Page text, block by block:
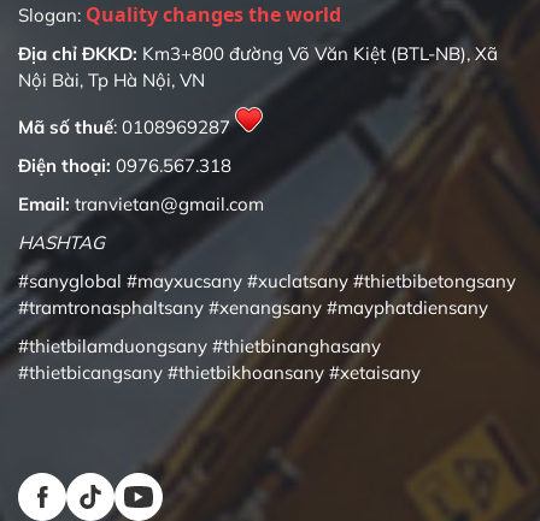
Slogan: Quality changes the world
Địa chỉ ĐKKD: Km3+800 đường Võ Văn Kiệt (BTL-NB), Xã
Nội Bài, Tp Hà Nội, VN
Mã số thuế: 0108969287
Điện thoại: 0976.567.318
Email: tranvietan@gmail.com
HASHTAG
#sanyglobal #mayxucsany #xuclatsany #thietbibetongsany
#tramtronasphaltsany #xenangsany #mayphatdiensany
#thietbilamduongsany #thietbinanghasany
#thietbicangsany #thietbikhoansany #xetaisany